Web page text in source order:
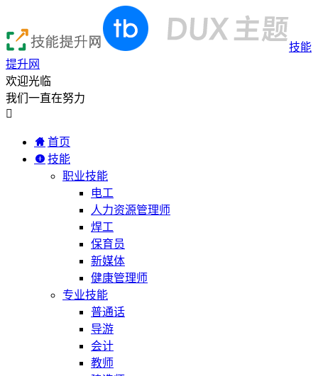
技能
提升网
欢迎光临
我们一直在努力

首页
技能
职业技能
电工
人力资源管理师
焊工
保育员
新媒体
健康管理师
专业技能
普通话
导游
会计
教师